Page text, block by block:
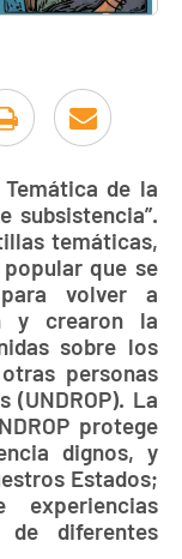
de la
subsistencia”.
temáticas,
que se
volver a
y crearon la
sobre los
personas
La
protege
dignos, y
Estados;
de diferentes